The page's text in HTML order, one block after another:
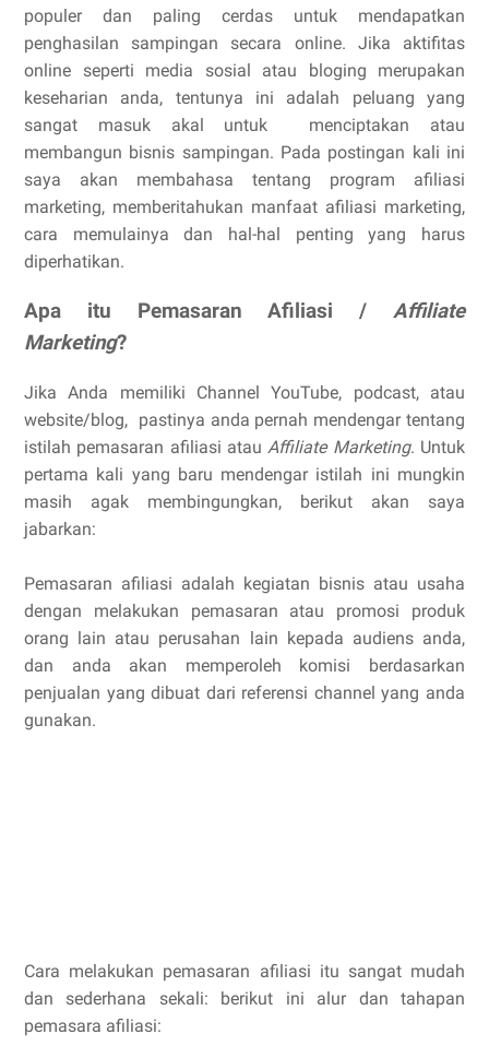
populer dan paling cerdas untuk mendapatkan
penghasilan sampingan secara online. Jika aktifitas
online seperti media sosial atau bloging merupakan
keseharian anda, tentunya ini adalah peluang yang
sangat masuk akal untuk menciptakan atau
membangun bisnis sampingan. Pada postingan kali ini
saya akan membahasa tentang program afiliasi
marketing, memberitahukan manfaat afiliasi marketing,
cara memulainya dan hal-hal penting yang harus
diperhatikan.
Apa itu Pemasaran Afiliasi / Affiliate
Marketing?
Jika Anda memiliki Channel YouTube, podcast, atau
website/blog, pastinya anda pernah mendengar tentang
istilah pemasaran afiliasi atauAffiliate Marketing. Untuk
pertama kali yang baru mendengar istilah ini mungkin
masih agak membingungkan, berikut akan saya
jabarkan:
Pemasaran afiliasi adalah kegiatan bisnis atau usaha
dengan melakukan pemasaran atau promosi produk
orang lain atau perusahan lain kepada audiens anda,
dan anda akan memperoleh komisi berdasarkan
penjualan yang dibuat dari referensi channel yang anda
gunakan.
Cara melakukan pemasaran afiliasi itu sangat mudah
dan sederhana sekali: berikut ini alur dan tahapan
pemasara afiliasi: